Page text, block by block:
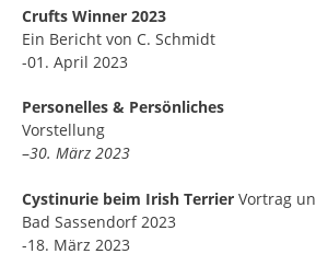
Crufts Winner 2023
Ein Bericht von C. Schmidt
-01. April 2023
Personelles & Persönliches
Vorstellung
–30. März 2023
Cystinurie beim Irish Terrier Vortrag
Bad Sassendorf 2023
-18. März 2023